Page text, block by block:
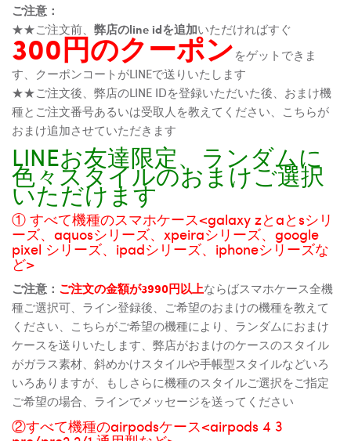
ご注意：
★★ご注文前、 弊店のline idを追加いただければすぐ
300円のクーポンをゲットできま
す、クーポンコートがLINEで送りいたします
★★ご注文後、弊店のLINE IDを登録いただいた後、おまけ機
種とご注文番号あるいは受取人を教えてください、こちらが
おまけ追加させていただきます
LINEお友達限定、ランダムに
色々スタイルのおまけご選択
いただけます
① すべて機種のスマホケース<galaxy zとaとsシリ
ーズ、aquosシリーズ、xpeiraシリーズ、google
pixel シリーズ、ipadシリーズ、iphoneシリーズな
ど>
ご注意： ご注文の金額が3990円以上ならばスマホケース全機
種ご選択可、ライン登録後、ご希望のおまけの機種を教えて
ください、こちらがご希望の機種により、ランダムにおまけ
ケースを送りいたします、弊店がおまけのケースのスタイル
がガラス素材、斜めかけスタイルや手帳型スタイルなどいろ
いろありますが、もしさらに機種のスタイルご選択をご指定
ご希望の場合、ラインでメッセージを送ってください
②すべて機種のairpodsケース<airpods 4 3